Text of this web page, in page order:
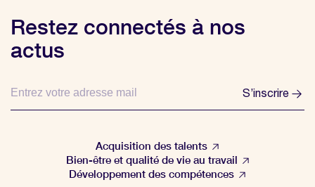
Restez connectés à nos
actus
S’inscrire
Acquisition des talents
Bien-être et qualité de vie au travail
Développement des compétences